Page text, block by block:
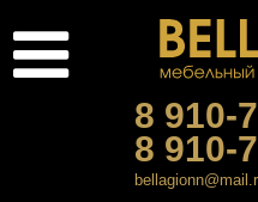
8 910-
8 910-